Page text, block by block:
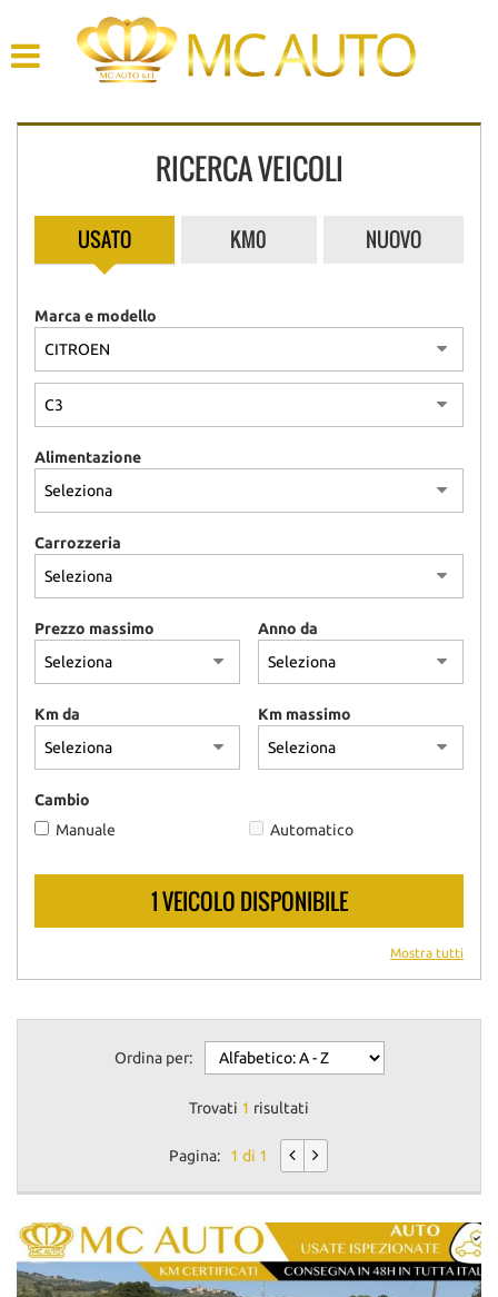
ACQUISTIAMO USATO
CONTATTI
RICERCA VEICOLI
USATO KM0 NUOVO
Marca e modello
Alimentazione
Carrozzeria
Prezzo massimo Anno da
Km da Km massimo
Cambio
Manuale
Automatico
1 VEICOLO DISPONIBILE
Mostra tutti
Ordina per:
Trovati 1 risultati
Pagina: 1 di 1